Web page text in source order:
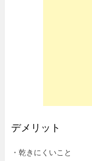
デメリット
・乾きにくいこと